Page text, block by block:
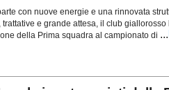
con nuove energie e una rinnovata
e grande attesa, il club giallorosso
della Prima squadra al campionato di ...